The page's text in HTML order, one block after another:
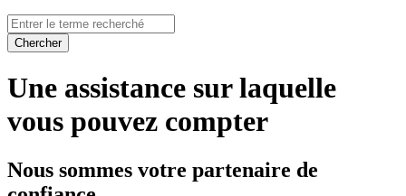
Chercher
Une assistance sur laquelle
vous pouvez compter
Nous sommes votre partenaire de